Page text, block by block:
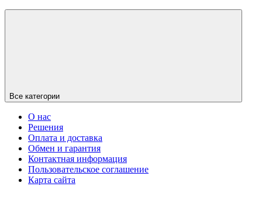
Все категории
О нас
Решения
Оплата и доставка
Обмен и гарантия
Контактная информация
Пользовательское соглашение
Карта сайта